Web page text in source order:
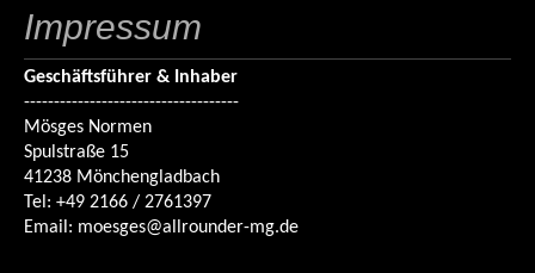
Impressum
Geschäftsführer & Inhaber
------------------------------------
Mösges Normen
Spulstraße 15
41238 Mönchengladbach
Tel: +49 2166 / 2761397
Email: moesges@allrounder-mg.de